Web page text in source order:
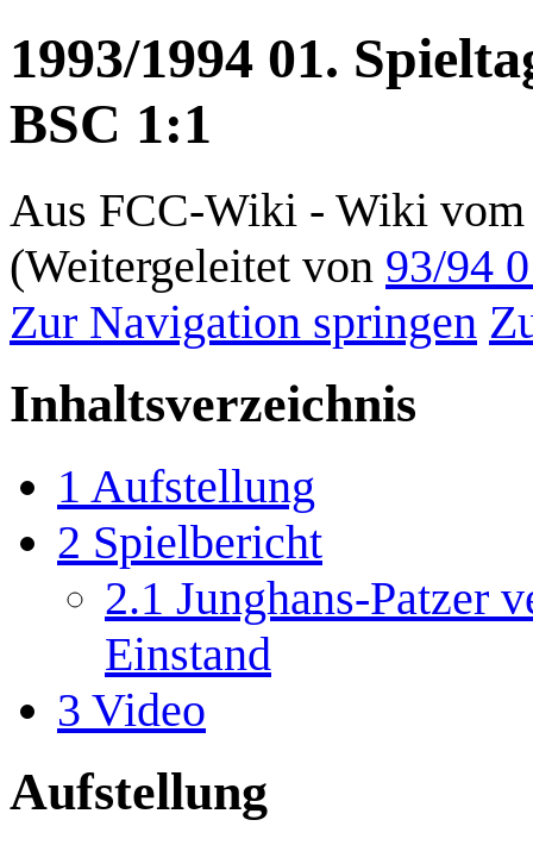
1993/1994 01.
BSC 1:1
Aus FCC-Wiki - Wiki vom
(Weitergeleitet von 93/94
Zur Navigation springen
Inhaltsverzeichnis
1 Aufstellung
2 Spielbericht
2.1 Junghans-Patzer
Einstand
3 Video
Aufstellung